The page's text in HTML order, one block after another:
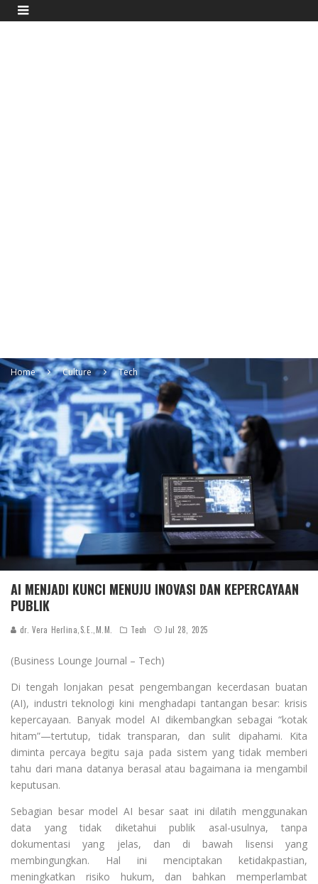
Home Culture Tech
AI MENJADI KUNCI MENUJU INOVASI DAN KEPERCAYAAN
PUBLIK
dr. Vera Herlina,S.E.,M.M. Tech Jul 28, 2025
(Business Lounge Journal – Tech)
Di tengah lonjakan pesat pengembangan kecerdasan buatan
(AI), industri teknologi kini menghadapi tantangan besar: krisis
kepercayaan. Banyak model AI dikembangkan sebagai “kotak
hitam”—tertutup, tidak transparan, dan sulit dipahami. Kita
diminta percaya begitu saja pada sistem yang tidak memberi
tahu dari mana datanya berasal atau bagaimana ia mengambil
keputusan.
Sebagian besar model AI besar saat ini dilatih menggunakan
data yang tidak diketahui publik asal-usulnya, tanpa
dokumentasi yang jelas, dan di bawah lisensi yang
membingungkan. Hal ini menciptakan ketidakpastian,
meningkatkan risiko hukum, dan bahkan memperlambat